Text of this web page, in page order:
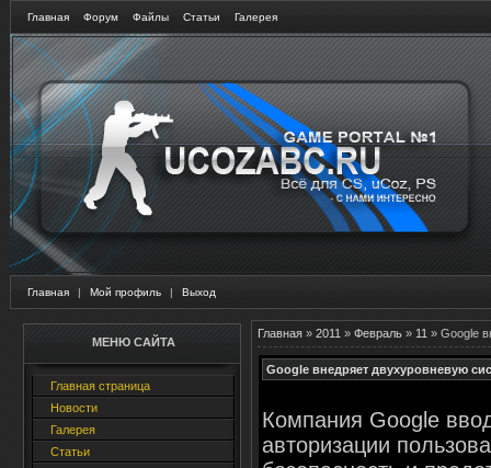
Главная Форум Файлы Статьи Галерея
Главная | Мой профиль | Выход
МЕНЮ САЙТА
Главная страница
Новости
Галерея
Статьи
Главная » 2011 » Февраль » 11 » Google
Google внедряет двухуровневую
Компания Google
авторизации